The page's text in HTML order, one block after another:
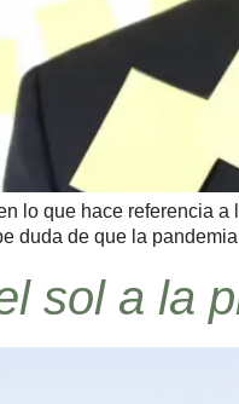
lo que hace referencia
duda de que la
sol a la